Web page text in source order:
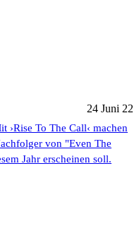
24 Juni 22
›Rise To The Call‹ machen
von "Even The
Jahr erscheinen soll.